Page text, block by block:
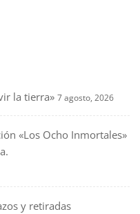
la tierra» 7 agosto, 2026
«Los Ocho Inmortales»
y retiradas